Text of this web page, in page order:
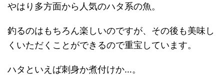
やはり多方面から人気のハタ系の魚。
釣るのはもちろん楽しいのですが、その後も美味し
くいただくことができるので重宝しています。
ハタといえば刺身か煮付けか…。